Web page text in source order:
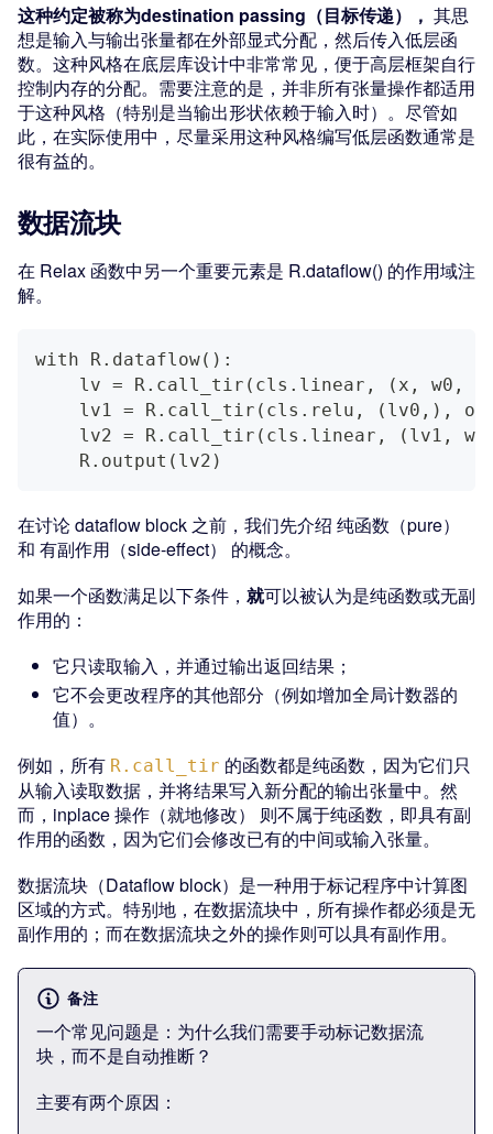
这种约定被称为destination passing（目标传递）， 其思
想是输入与输出张量都在外部显式分配，然后传入低层函
数。这种风格在底层库设计中非常常见，便于高层框架自行
控制内存的分配。需要注意的是，并非所有张量操作都适用
于这种风格（特别是当输出形状依赖于输入时）。尽管如
此，在实际使用中，尽量采用这种风格编写低层函数通常是
很有益的。
数据流块
在 Relax 函数中另一个重要元素是 R.dataflow() 的作用域注
解。
with R.dataflow():
lv = R.call_tir(cls.linear, (x, w0,
lv1 = R.call_tir(cls.relu, (lv0,),
lv2 = R.call_tir(cls.linear, (lv1,
    R.output(lv2)
在讨论 dataflow block 之前，我们先介绍 纯函数（pure）
和 有副作用（side-effect） 的概念。
如果一个函数满足以下条件， 就可以被认为是纯函数或无副
作用的：
它只读取输入，并通过输出返回结果；
它不会更改程序的其他部分（例如增加全局计数器的
值）。
例如，所有 R.call_tir 的函数都是纯函数，因为它们只
从输入读取数据，并将结果写入新分配的输出张量中。然
而，inplace 操作（就地修改） 则不属于纯函数，即具有副
作用的函数，因为它们会修改已有的中间或输入张量。
数据流块（Dataflow block）是一种用于标记程序中计算图
区域的方式。特别地，在数据流块中，所有操作都必须是无
副作用的；而在数据流块之外的操作则可以具有副作用。
备注
一个常见问题是：为什么我们需要手动标记数据流
块，而不是自动推断？
主要有两个原因：